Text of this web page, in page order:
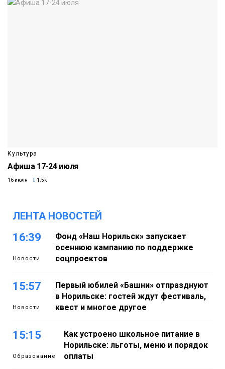
Культура
Афиша 17-24 июля
16 июля 1.5k
ЛЕНТА НОВОСТЕЙ
16:39
Новости
Фонд «Наш Норильск» запускает
осеннюю кампанию по поддержке
соцпроектов
15:57
Новости
Первый юбилей «Башни» отпразднуют
в Норильске: гостей ждут фестиваль,
квест и многое другое
15:15
Образование
Как устроено школьное питание в
Норильске: льготы, меню и порядок
оплаты